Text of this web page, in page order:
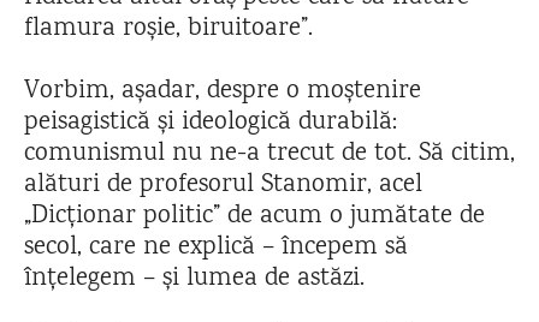
flamura roșie, biruitoare”.
Vorbim, așadar, despre o moștenire
peisagistică și ideologică durabilă:
comunismul nu ne-a trecut de tot. Să citim,
alături de profesorul Stanomir, acel
„Dicționar politic” de acum o jumătate de
secol, care ne explică – începem să
înțelegem – și lumea de astăzi.